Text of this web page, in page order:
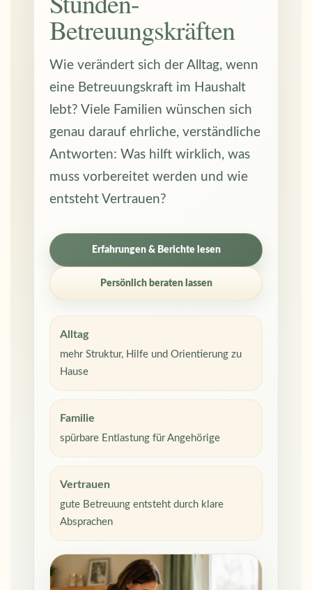
Betreuungskräften
Wie verändert sich der Alltag, wenn
eine Betreuungskraft im Haushalt
lebt? Viele Familien wünschen sich
genau darauf ehrliche, verständliche
Antworten: Was hilft wirklich, was
muss vorbereitet werden und wie
entsteht Vertrauen?
Erfahrungen & Berichte lesen
Persönlich beraten lassen
Alltag
mehr Struktur, Hilfe und Orientierung zu
Hause
Familie
spürbare Entlastung für Angehörige
Vertrauen
gute Betreuung entsteht durch klare
Absprachen